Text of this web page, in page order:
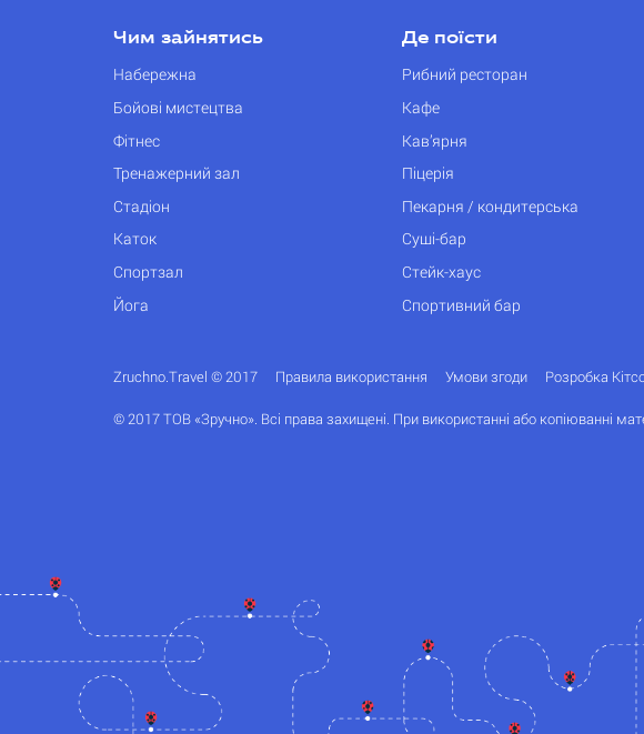
Чим зайнятись
Набережна
Бойові мистецтва
Фітнес
Тренажерний зал
Стадіон
Каток
Спортзал
Йога
Де поїсти
Рибний ресторан
Кафе
Кав’ярня
Піцерія
Пекарня / кондитерська
Суші-бар
Стейк-хаус
Спортивний бар
Zruchno.Travel © 2017 Правила використання Умови згоди Розробка
© 2017 ТОВ «Зручно». Всі права захищені. При використанні або копіюванні